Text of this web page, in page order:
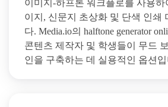
이미지-하프톤 워크플로를 사용하
이지, 신문지 초상화 및 단색 인쇄
다. Media.io의 halftone generator
콘텐츠 제작자 및 학생들이 무드
인을 구축하는 데 실용적인 옵션